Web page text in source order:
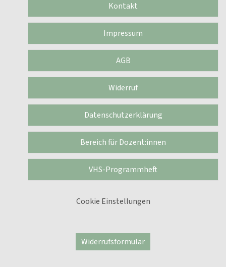
Kontakt
Impressum
AGB
Widerruf
Datenschutzerklärung
Bereich für Dozent:innen
VHS-Programmheft
Cookie Einstellungen
Widerrufsformular